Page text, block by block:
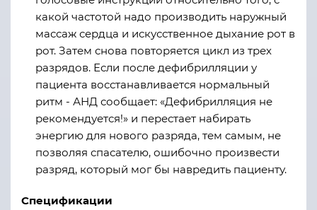
какой частотой надо производить наружный
массаж сердца и искусственное дыхание рот в
рот. Затем снова повторяется цикл из трех
разрядов. Если после дефибрилляции у
пациента восстанавливается нормальный
ритм - АНД сообщает: «Дефибрилляция не
рекомендуется!» и перестает набирать
энергию для нового разряда, тем самым, не
позволяя спасателю, ошибочно произвести
разряд, который мог бы навредить пациенту.
Спецификации